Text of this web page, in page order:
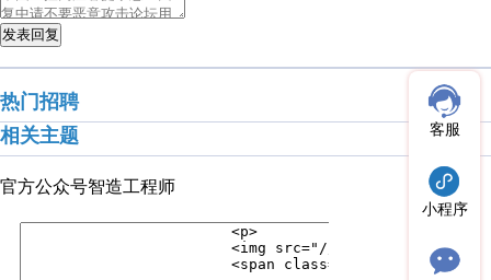
发表回复
热门招聘
相关主题
官方公众号智造工程师
客服
小程序